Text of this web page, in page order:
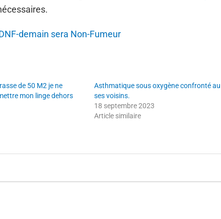
demain sera Non-Fumeur
de 50 M2 je ne
mon linge dehors
Asthmatique sous oxygène confronté
ses voisins.
18 septembre 2023
Article similaire